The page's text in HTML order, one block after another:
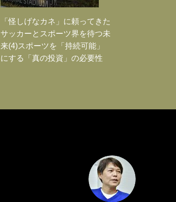
「怪しげなカネ」に頼ってきた
サッカーとスポーツ界を待つ未
来(4)スポーツを「持続可能」
にする「真の投資」の必要性